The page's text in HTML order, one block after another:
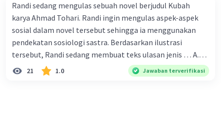
Randi sedang mengulas sebuah novel berjudul Kubah
karya Ahmad Tohari. Randi ingin mengulas aspek-aspek
sosial dalam novel tersebut sehingga ia menggunakan
pendekatan sosiologi sastra. Berdasarkan ilustrasi
tersebut, Randi sedang membuat teks ulasan jenis … A.
deskriptif B. objektif C. informatif D. kritis
21 1.0 Jawaban terverifikasi